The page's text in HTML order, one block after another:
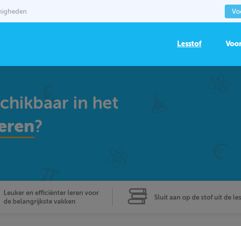
Lesstof
in het
?
Leuker en efficiënter leren voor
de belangrijkste vakken
Sluit aan op de stof uit de les